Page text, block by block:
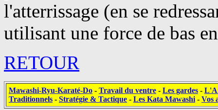
l'atterrissage (en se
utilisant une force de bas
RETOUR
Mawashi-Ryu-Karaté-Do - Travail du ventre - Les gardes -
Traditionnels - Stratégie & Tactique - Les Kata Mawashi - Vos